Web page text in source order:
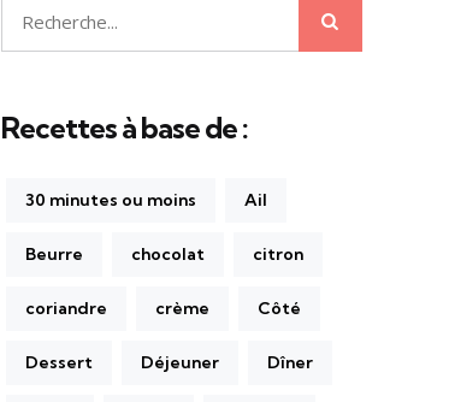
Recherche
pour:
Recettes à base de :
30 minutes ou moins Ail
Beurre chocolat citron
coriandre crème Côté
Dessert Déjeuner Dîner